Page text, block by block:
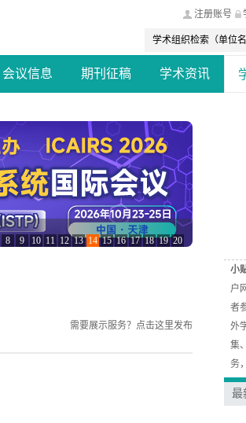
注册账号
会议信息 期刊征稿 学术资讯
8 9 10 11 12 13 14 15 16 17 18 19 20
需要展示服务？ 点击这里发布
小
户
者
外
集
务
最